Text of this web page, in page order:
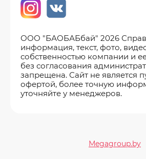
ООО "БАОБАБбай" 2026
информация, текст, фото,
собственностью компании и
без согласования
запрещена. Сайт не является
офертой, более точную
уточняйте у менеджеров.
Мegagroup.by